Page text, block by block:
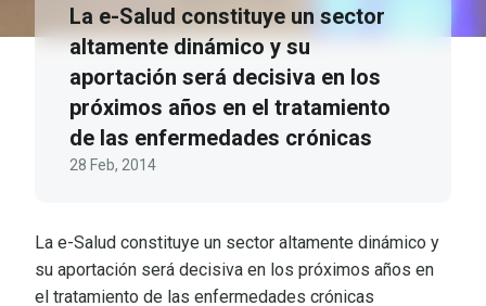
La e-Salud constituye un sector
altamente dinámico y su
aportación será decisiva en los
próximos años en el tratamiento
de las enfermedades crónicas
28 Feb, 2014
La e-Salud constituye un sector altamente dinámico y
su aportación será decisiva en los próximos años en
el tratamiento de las enfermedades crónicas